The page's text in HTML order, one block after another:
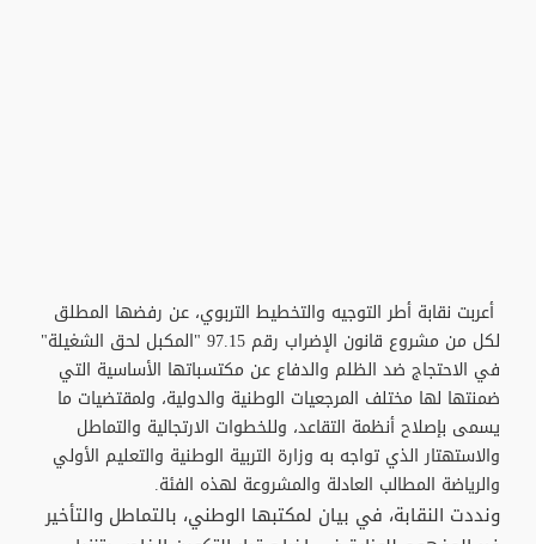
أعربت نقابة أطر التوجيه والتخطيط التربوي، عن رفضها المطلق
لكل من مشروع قانون الإضراب رقم 97.15 "المكبل لحق الشغيلة"
في الاحتجاج ضد الظلم والدفاع عن مكتسباتها الأساسية التي
ضمنتها لها مختلف المرجعيات الوطنية والدولية، ولمقتضيات ما
يسمى بإصلاح أنظمة التقاعد، وللخطوات الارتجالية والتماطل
والاستهتار الذي تواجه به وزارة التربية الوطنية والتعليم الأولي
والرياضة المطالب العادلة والمشروعة لهذه الفئة.
ونددت النقابة، في بيان لمكتبها الوطني، بالتماطل والتأخير